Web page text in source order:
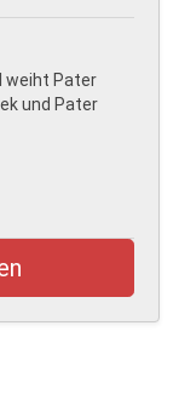
weiht Pater
und Pater